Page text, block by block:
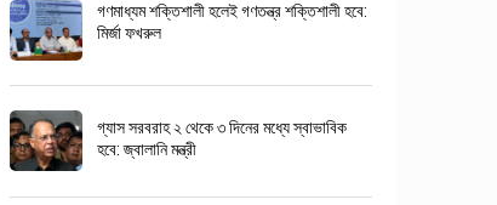
গণমাধ্যম শক্তিশালী হলেই গণতন্ত্র শক্তিশালী হবে:
মির্জা ফখরুল
গ্যাস সরবরাহ ২ থেকে ৩ দিনের মধ্যে স্বাভাবিক
হবে: জ্বালানি মন্ত্রী